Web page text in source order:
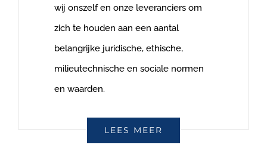
wij onszelf en onze leveranciers om
zich te houden aan een aantal
belangrijke juridische, ethische,
milieutechnische en sociale normen
en waarden.
LEES MEER